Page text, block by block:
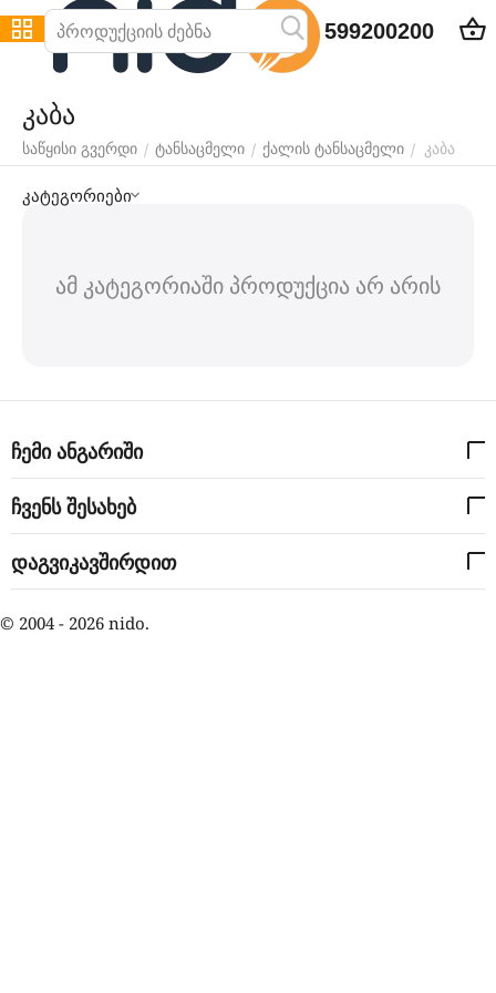
599200200
კაბა
საწყისი გვერდი / ტანსაცმელი / ქალის ტანსაცმელი / კაბა
კატეგორიები
ამ კატეგორიაში პროდუქცია არ არის
ჩემი ანგარიში
ჩვენს შესახებ
დაგვიკავშირდით
© 2004 - 2026 nido.